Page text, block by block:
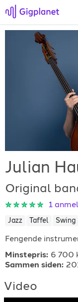
Søk
Favoritter
Registrer artist
Gigplanet
For arrangører
For musiker
Support
Julian
Original
1
Jazz Taffel Swing
Fengende
Minstepris: 6 700
Sammen siden:
Video